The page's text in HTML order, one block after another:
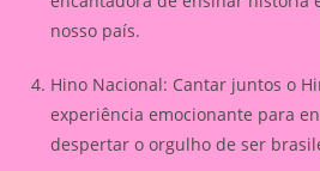
nosso país.
Hino Nacional: Cantar juntos o
experiência emocionante para
despertar o orgulho de ser